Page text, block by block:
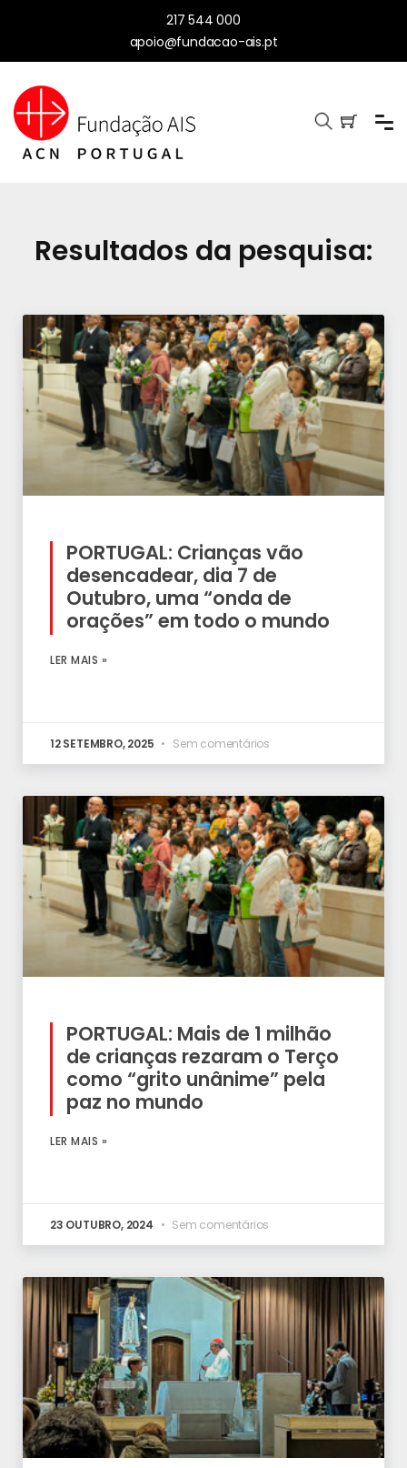
217 544 000
apoio@fundacao-ais.pt
Resultados da pesquisa:
PORTUGAL: Crianças vão
desencadear, dia 7 de
Outubro, uma “onda de
orações” em todo o mundo
LER MAIS »
12 SETEMBRO, 2025 Sem comentários
PORTUGAL: Mais de 1 milhão
de crianças rezaram o Terço
como “grito unânime” pela
paz no mundo
LER MAIS »
23 OUTUBRO, 2024 Sem comentários